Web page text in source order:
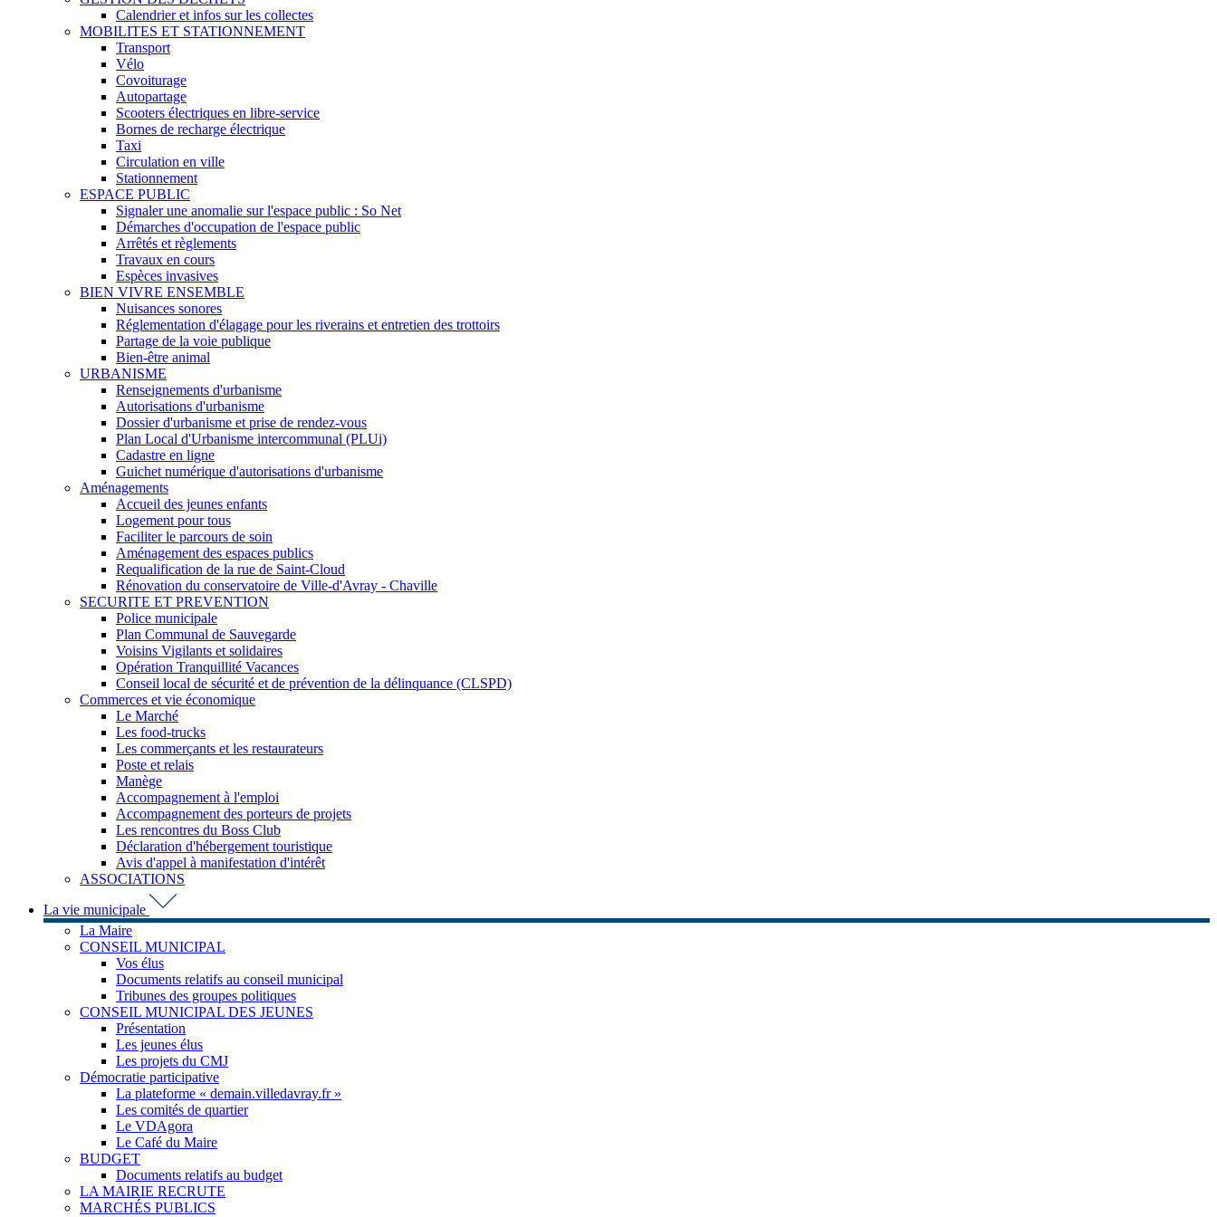
Calendrier et infos sur les collectes
MOBILITES ET STATIONNEMENT
Transport
Vélo
Covoiturage
Autopartage
Scooters électriques en libre-service
Bornes de recharge électrique
Taxi
Circulation en ville
Stationnement
ESPACE PUBLIC
Signaler une anomalie sur l'espace public : So Net
Démarches d'occupation de l'espace public
Arrêtés et règlements
Travaux en cours
Espèces invasives
BIEN VIVRE ENSEMBLE
Nuisances sonores
Réglementation d'élagage pour les riverains et entretien des trottoirs
Partage de la voie publique
Bien-être animal
URBANISME
Renseignements d'urbanisme
Autorisations d'urbanisme
Dossier d'urbanisme et prise de rendez-vous
Plan Local d'Urbanisme intercommunal (PLUi)
Cadastre en ligne
Guichet numérique d'autorisations d'urbanisme
Aménagements
Accueil des jeunes enfants
Logement pour tous
Faciliter le parcours de soin
Aménagement des espaces publics
Requalification de la rue de Saint-Cloud
Rénovation du conservatoire de Ville-d'Avray - Chaville
SECURITE ET PREVENTION
Police municipale
Plan Communal de Sauvegarde
Voisins Vigilants et solidaires
Opération Tranquillité Vacances
Conseil local de sécurité et de prévention de la délinquance (CLSPD)
Commerces et vie économique
Le Marché
Les food-trucks
Les commerçants et les restaurateurs
Poste et relais
Manège
Accompagnement à l'emploi
Accompagnement des porteurs de projets
Les rencontres du Boss Club
Déclaration d'hébergement touristique
Avis d'appel à manifestation d'intérêt
ASSOCIATIONS
La vie municipale
La Maire
CONSEIL MUNICIPAL
Vos élus
Documents relatifs au conseil municipal
Tribunes des groupes politiques
CONSEIL MUNICIPAL DES JEUNES
Présentation
Les jeunes élus
Les projets du CMJ
Démocratie participative
La plateforme « demain.villedavray.fr »
Les comités de quartier
Le VDAgora
Le Café du Maire
BUDGET
Documents relatifs au budget
LA MAIRIE RECRUTE
MARCHÉS PUBLICS